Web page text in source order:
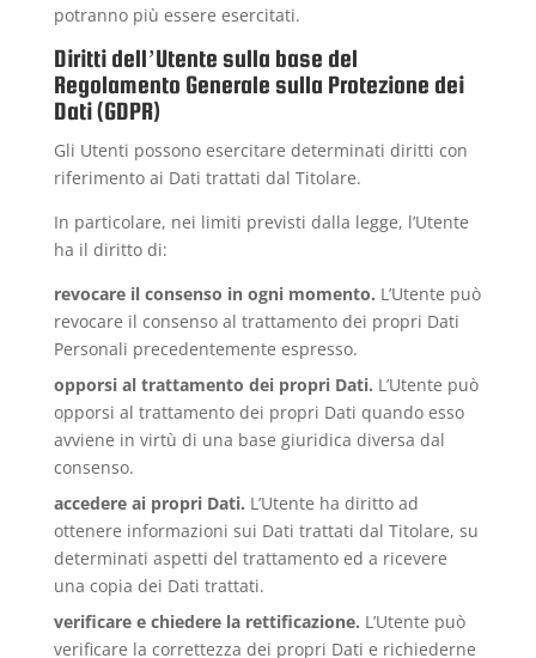
potranno più essere esercitati.
Diritti dell’Utente sulla base del
Regolamento Generale sulla Protezione dei
Dati (GDPR)
Gli Utenti possono esercitare determinati diritti con
riferimento ai Dati trattati dal Titolare.
In particolare, nei limiti previsti dalla legge, l’Utente
ha il diritto di:
revocare il consenso in ogni momento. L’Utente può
revocare il consenso al trattamento dei propri Dati
Personali precedentemente espresso.
opporsi al trattamento dei propri Dati. L’Utente può
opporsi al trattamento dei propri Dati quando esso
avviene in virtù di una base giuridica diversa dal
consenso.
accedere ai propri Dati. L’Utente ha diritto ad
ottenere informazioni sui Dati trattati dal Titolare, su
determinati aspetti del trattamento ed a ricevere
una copia dei Dati trattati.
verificare e chiedere la rettificazione. L’Utente può
verificare la correttezza dei propri Dati e richiederne